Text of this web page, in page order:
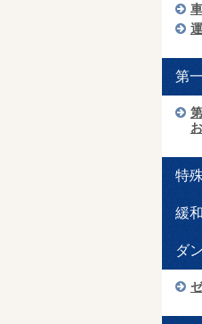
第
特
緩
ダ